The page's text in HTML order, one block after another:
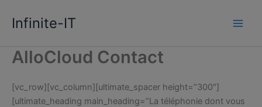
Infinite-IT
AlloCloud Contact
[vc_row][vc_column][ultimate_spacer height=”300″]
[ultimate_heading main_heading=”La téléphonie dont vous